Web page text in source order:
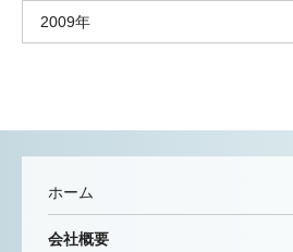
2009年
ホーム
会社概要